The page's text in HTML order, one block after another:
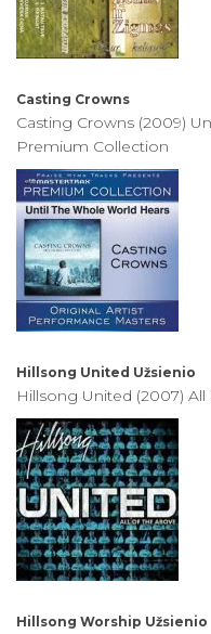
Casting Crowns
Casting Crowns (2009)
Premium Collection
Hillsong United Užsienio
Hillsong United (2007) All
Hillsong Worship Užsienio